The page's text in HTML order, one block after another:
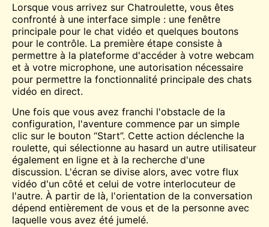
Lorsque vous arrivez sur Chatroulette, vous êtes
confronté à une interface simple : une fenêtre
principale pour le chat vidéo et quelques boutons
pour le contrôle. La première étape consiste à
permettre à la plateforme d'accéder à votre webcam
et à votre microphone, une autorisation nécessaire
pour permettre la fonctionnalité principale des chats
vidéo en direct.
Une fois que vous avez franchi l'obstacle de la
configuration, l'aventure commence par un simple
clic sur le bouton “Start”. Cette action déclenche la
roulette, qui sélectionne au hasard un autre utilisateur
également en ligne et à la recherche d'une
discussion. L'écran se divise alors, avec votre flux
vidéo d'un côté et celui de votre interlocuteur de
l'autre. À partir de là, l'orientation de la conversation
dépend entièrement de vous et de la personne avec
laquelle vous avez été jumelé.